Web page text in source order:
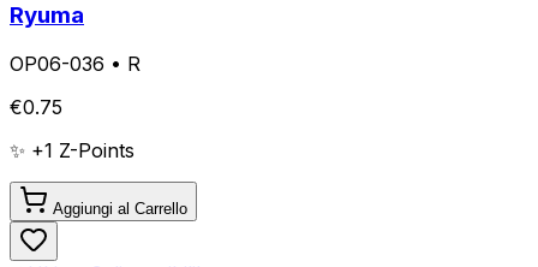
Ryuma
OP06-036 • R
€0.75
✨ +1 Z-Points
Aggiungi al Carrello